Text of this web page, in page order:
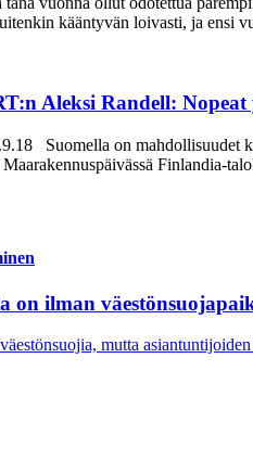
kääntyvän loivasti, ja ensi
Aleksi Randell:
Suomella on mahdollisuudet
Finlandia-
on ilman
mutta